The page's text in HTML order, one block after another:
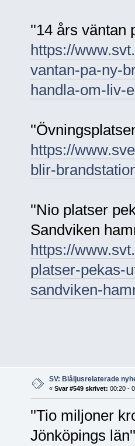
''14 års väntan
https://
vantan-pa-ny-
handla-om-liv-
https://
blir-
''Nio platser
Sandviken
https://
platser-pekas-
sandviken-
SV: Blåljusrelaterade
« Svar #549 skrivet: 00:20 -
''Tio miljoner
Jönköpings län''